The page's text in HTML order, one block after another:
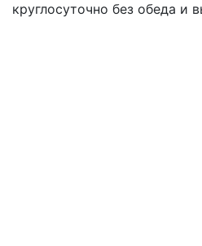
круглосуточно без обеда и